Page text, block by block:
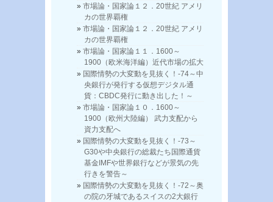
市場論・国家論１２．20世紀 アメリ
カの世界覇権
市場論・国家論１２．20世紀 アメリ
カの世界覇権
市場論・国家論１１．1600～
1900（欧米海洋編）近代市場の拡大
国際情勢の大変動を見抜く！-74～中
央銀行が発行する仮想デジタル通
貨：CBDC発行に動き出した！～
市場論・国家論１０．1600～
1900（欧州大陸編） 武力支配から
資力支配へ
国際情勢の大変動を見抜く！-73～
G30や中央銀行の総裁たち国際通貨
基金IMFや世界銀行などが景気の先
行きを警告～
国際情勢の大変動を見抜く！-72～奥
の院の牙城であるスイスの2大銀行